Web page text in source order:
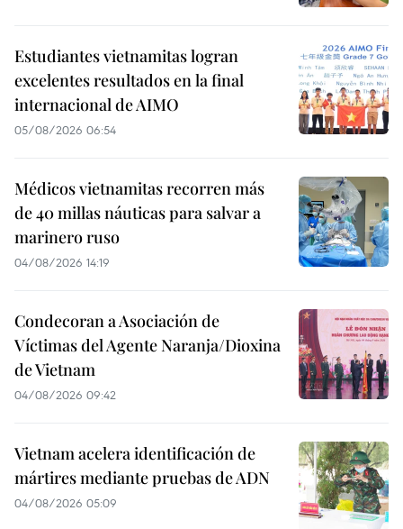
Estudiantes vietnamitas logran
excelentes resultados en la final
internacional de AIMO
05/08/2026 06:54
Médicos vietnamitas recorren más
de 40 millas náuticas para salvar a
marinero ruso
04/08/2026 14:19
Condecoran a Asociación de
Víctimas del Agente Naranja/Dioxina
de Vietnam
04/08/2026 09:42
Vietnam acelera identificación de
mártires mediante pruebas de ADN
04/08/2026 05:09